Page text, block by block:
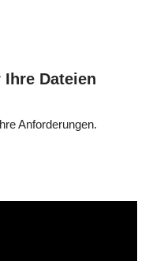
Dateien
Anforderungen.